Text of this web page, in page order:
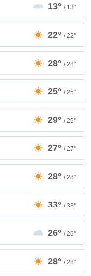
13° / 13°
22° / 22°
28° / 28°
25° / 25°
29° / 29°
27° / 27°
28° / 28°
33° / 33°
26° / 26°
28° / 28°